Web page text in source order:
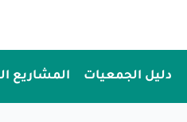
دليل الجمعيات المشاريع